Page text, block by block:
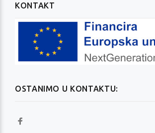
OSTANIMO U KONTAKTU:
KONTAKT